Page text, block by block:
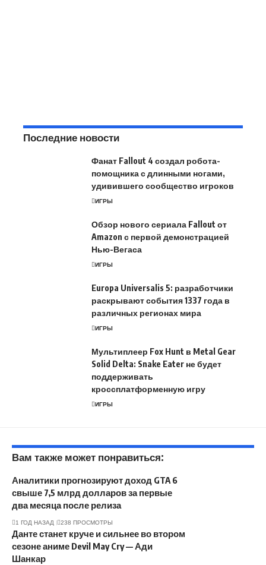
Последние новости
Фанат Fallout 4 создал робота-
помощника с длинными ногами,
удивившего сообщество игроков
ИГРЫ
Обзор нового сериала Fallout от
Amazon с первой демонстрацией
Нью-Вегаса
ИГРЫ
Europa Universalis 5: разработчики
раскрывают события 1337 года в
различных регионах мира
ИГРЫ
Мультиплеер Fox Hunt в Metal Gear
Solid Delta: Snake Eater не будет
поддерживать
кроссплатформенную игру
ИГРЫ
Вам также может понравиться:
Аналитики прогнозируют доход GTA 6
свыше 7,5 млрд долларов за первые
два месяца после релиза
1 ГОД НАЗАД 238 ПРОСМОТРЫ
Данте станет круче и сильнее во втором
сезоне аниме Devil May Cry — Ади
Шанкар